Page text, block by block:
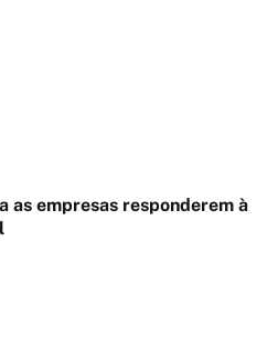
as empresas responderem à